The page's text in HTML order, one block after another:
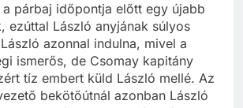
párbaj időpontja előtt egy újabb
ezúttal László anyjának súlyos
azonnal indulna, mivel a
ismerős, de Csomay kapitány
tíz embert küld László mellé. Az
bekötőútnál azonban László